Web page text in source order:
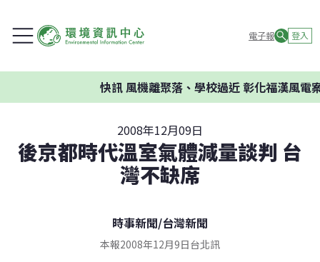
電子報 登入
快訊風機離聚落、學校過近 彰化福漢風電案
2008年12月09日
後京都時代溫室氣體減量談判 台
灣不缺席
時事新聞/台灣新聞
本報2008年12月9日台北訊